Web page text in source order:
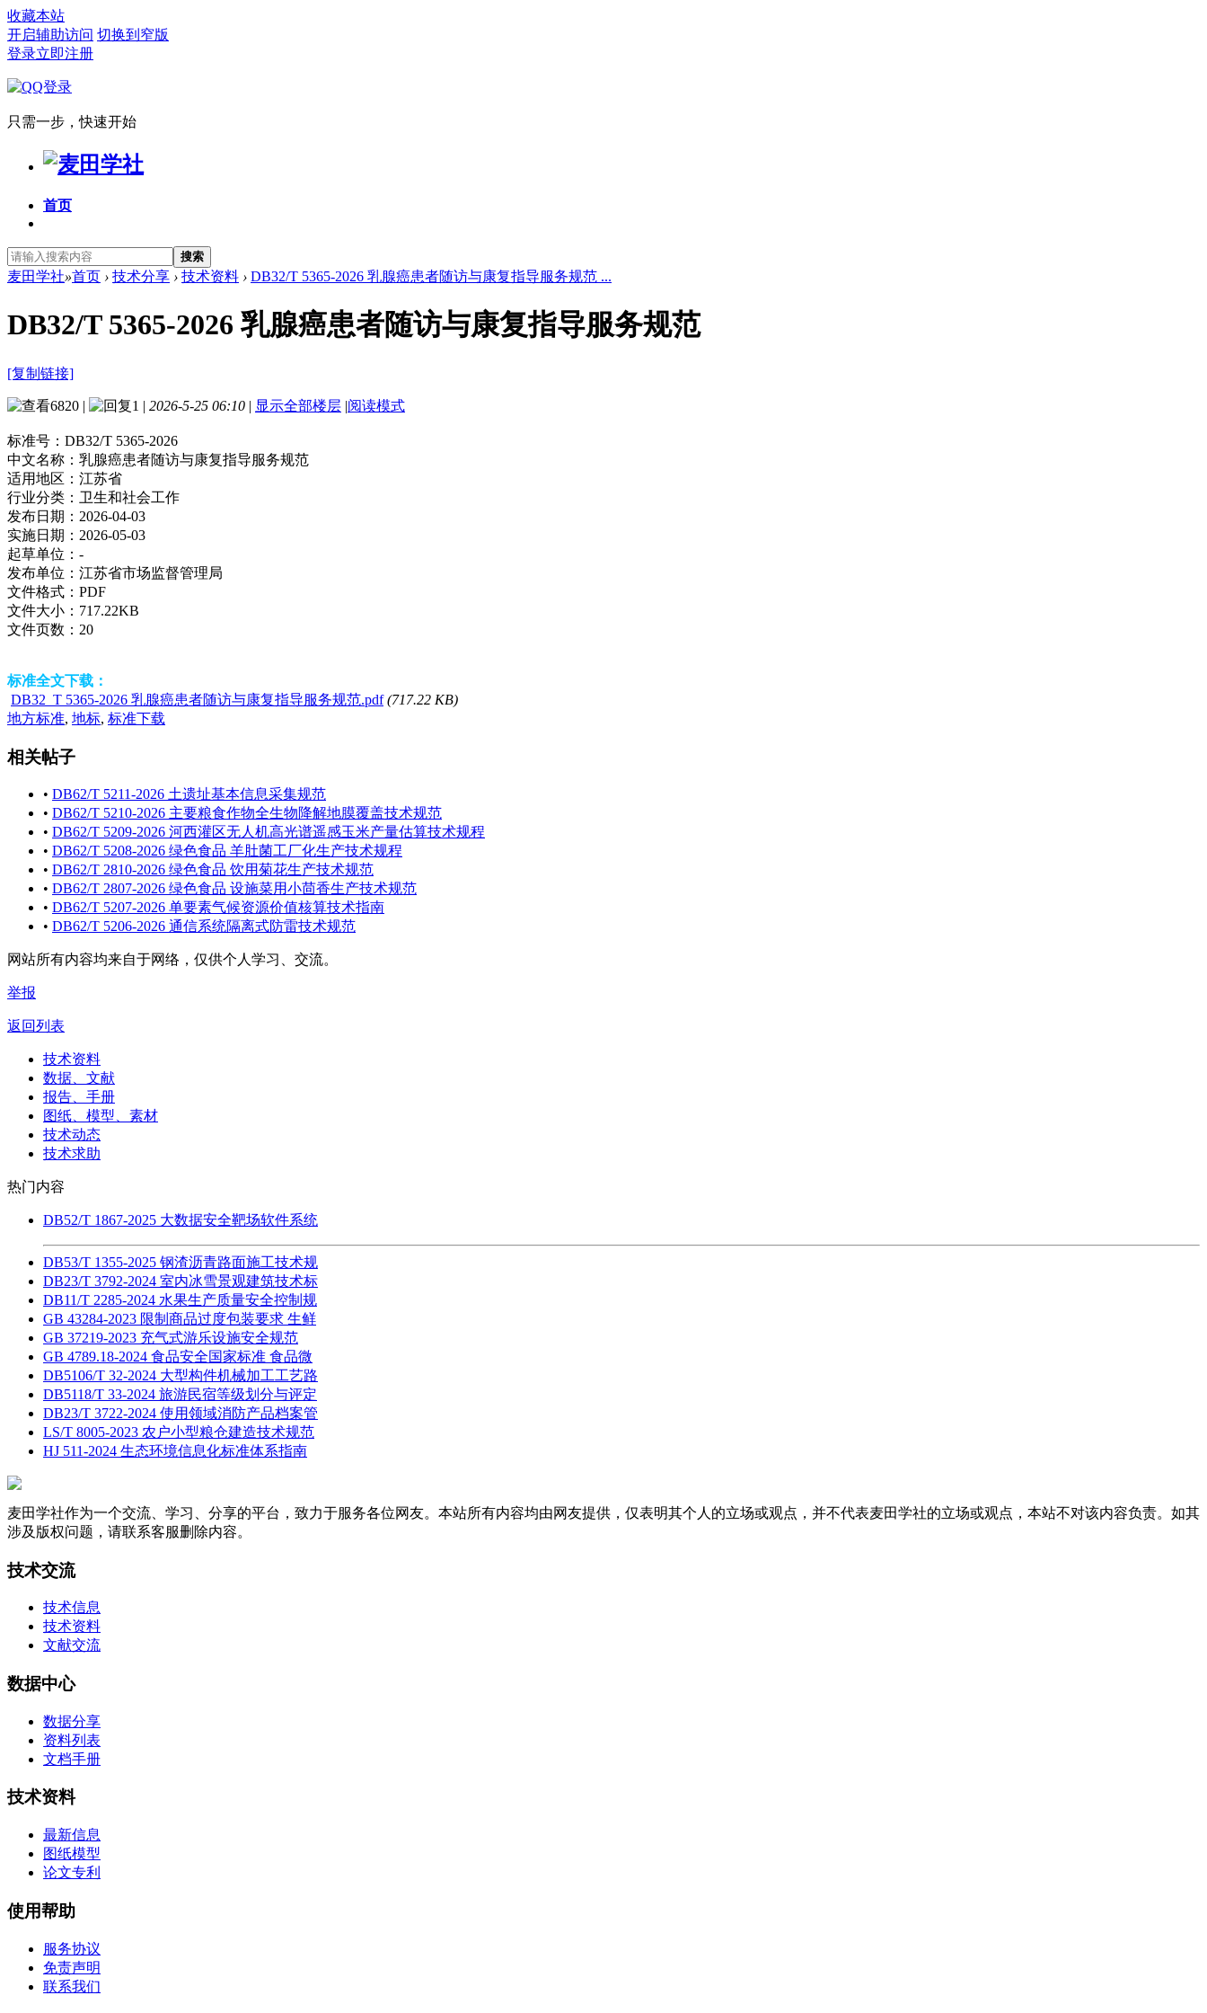
收藏本站
开启辅助访问 切换到窄版
登录立即注册
只需一步，快速开始
首页
搜索
麦田学社»首页 › 技术分享 › 技术资料 › DB32/T 5365-2026 乳腺癌患者随访与康复指导服务规范 ...
DB32/T 5365-2026 乳腺癌患者随访与康复指导服务规范
[复制链接]
6820 | 1 | 2026-5-25 06:10 | 显示全部楼层 |阅读模式
标准号： DB32/T 5365-2026
中文名称： 乳腺癌患者随访与康复指导服务规范
适用地区： 江苏省
行业分类： 卫生和社会工作
发布日期： 2026-04-03
实施日期： 2026-05-03
起草单位： -
发布单位： 江苏省市场监督管理局
文件格式： PDF
文件大小： 717.22KB
文件页数： 20
标准全文下载：
DB32_T 5365-2026 乳腺癌患者随访与康复指导服务规范.pdf (717.22 KB)
地方标准, 地标, 标准下载
相关帖子
• DB62/T 5211-2026 土遗址基本信息采集规范
• DB62/T 5210-2026 主要粮食作物全生物降解地膜覆盖技术规范
• DB62/T 5209-2026 河西灌区无人机高光谱遥感玉米产量估算技术规程
• DB62/T 5208-2026 绿色食品 羊肚菌工厂化生产技术规程
• DB62/T 2810-2026 绿色食品 饮用菊花生产技术规范
• DB62/T 2807-2026 绿色食品 设施菜用小茴香生产技术规范
• DB62/T 5207-2026 单要素气候资源价值核算技术指南
• DB62/T 5206-2026 通信系统隔离式防雷技术规范
网站所有内容均来自于网络，仅供个人学习、交流。
举报
返回列表
技术资料
数据、文献
报告、手册
图纸、模型、素材
技术动态
技术求助
热门内容
DB52/T 1867-2025 大数据安全靶场软件系统
DB53/T 1355-2025 钢渣沥青路面施工技术规
DB23/T 3792-2024 室内冰雪景观建筑技术标
DB11/T 2285-2024 水果生产质量安全控制规
GB 43284-2023 限制商品过度包装要求 生鲜
GB 37219-2023 充气式游乐设施安全规范
GB 4789.18-2024 食品安全国家标准 食品微
DB5106/T 32-2024 大型构件机械加工工艺路
DB5118/T 33-2024 旅游民宿等级划分与评定
DB23/T 3722-2024 使用领域消防产品档案管
LS/T 8005-2023 农户小型粮仓建造技术规范
HJ 511-2024 生态环境信息化标准体系指南
麦田学社作为一个交流、学习、分享的平台，致力于服务各位网友。本站所有内容均由网友提供，仅表明其个人的立场或观点，并不代表麦田学社的立场或观点，本站不对该内容负责。如其
涉及版权问题，请联系客服删除内容。
技术交流
技术信息
技术资料
文献交流
数据中心
数据分享
资料列表
文档手册
技术资料
最新信息
图纸模型
论文专利
使用帮助
服务协议
免责声明
联系我们